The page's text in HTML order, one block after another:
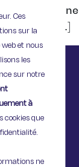
Ces
sur la
et nous
les
sur notre
à
cookies que
ne
Ce ne
confirmé […]